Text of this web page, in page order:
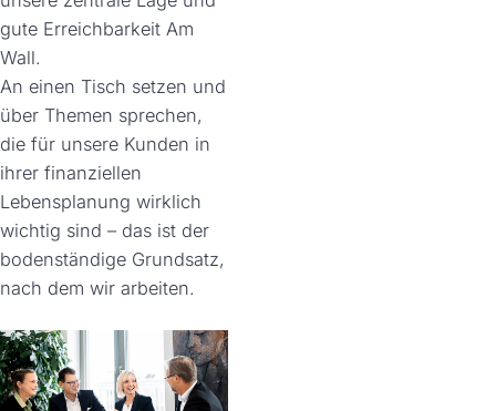
gute Erreichbarkeit Am
Wall.
An einen Tisch setzen und
über Themen sprechen,
die für unsere Kunden in
ihrer finanziellen
Lebensplanung wirklich
wichtig sind – das ist der
bodenständige Grundsatz,
nach dem wir arbeiten.